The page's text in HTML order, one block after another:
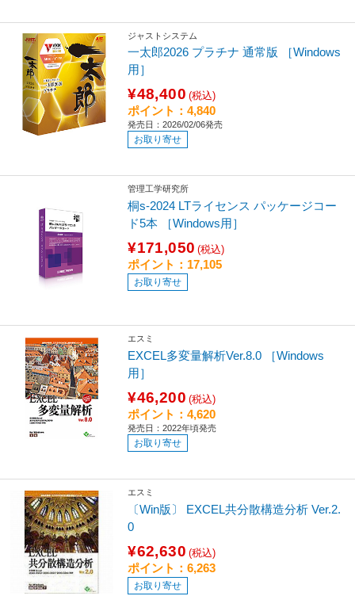
ジャストシステム
一太郎2026 プラチナ 通常版 ［Windows
用］
¥48,400 (税込)
ポイント：4,840
発売日：2026/02/06発売
お取り寄せ
管理工学研究所
桐s-2024 LTライセンス パッケージコー
ド5本 ［Windows用］
¥171,050 (税込)
ポイント：17,105
お取り寄せ
エスミ
EXCEL多変量解析Ver.8.0 ［Windows
用］
¥46,200 (税込)
ポイント：4,620
発売日：2022年頃発売
お取り寄せ
エスミ
〔Win版〕 EXCEL共分散構造分析 Ver.2.
0
¥62,630 (税込)
ポイント：6,263
お取り寄せ